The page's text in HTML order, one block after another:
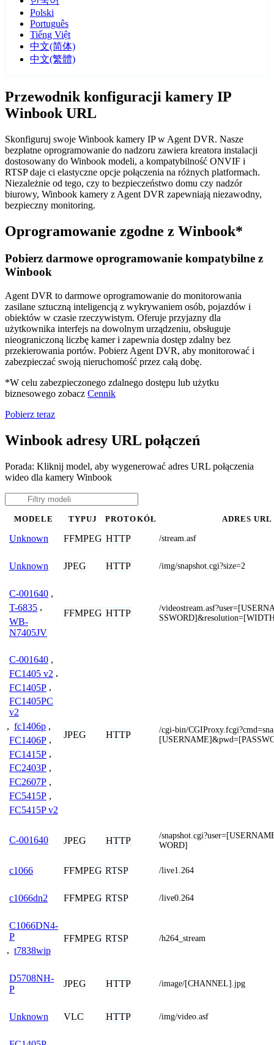
Polski
Português
Tiếng Việt
中文(简体)
中文(繁體)
Przewodnik konfiguracji kamery IP
Winbook URL
Skonfiguruj swoje Winbook kamery IP w Agent DVR. Nasze
bezpłatne oprogramowanie do nadzoru zawiera kreatora instalacji
dostosowany do Winbook modeli, a kompatybilność ONVIF i
RTSP daje ci elastyczne opcje połączenia na różnych platformach.
Niezależnie od tego, czy to bezpieczeństwo domu czy nadzór
biurowy, Winbook kamery z Agent DVR zapewniają niezawodny,
bezpieczny monitoring.
Oprogramowanie zgodne z Winbook*
Pobierz darmowe oprogramowanie kompatybilne z
Winbook
Agent DVR to darmowe oprogramowanie do monitorowania
zasilane sztuczną inteligencją z wykrywaniem osób, pojazdów i
obiektów w czasie rzeczywistym. Oferuje przyjazny dla
użytkownika interfejs na dowolnym urządzeniu, obsługuje
nieograniczoną liczbę kamer i zapewnia dostęp zdalny bez
przekierowania portów. Pobierz Agent DVR, aby monitorować i
zabezpieczać swoją nieruchomość przez całą dobę.
*W celu zabezpieczonego zdalnego dostępu lub użytku
biznesowego zobacz Cennik
Pobierz teraz
Winbook adresy URL połączeń
Porada: Kliknij model, aby wygenerować adres URL połączenia
wideo dla kamery Winbook
MODELE TYPUJ PROTOKÓŁ ADRES URL
Unknown FFMPEG HTTP /stream.asf
Unknown JPEG HTTP /img/snapshot.cgi?size=2
C-001640 ,
T-6835 ,
WB-
N7405JV
FFMPEG HTTP
/
C-001640 ,
FC1405 v2 ,
FC1405P ,
FC1405PC
v2
, fc1406p ,
FC1406P ,
FC1415P ,
FC2403P ,
FC2607P ,
FC5415P ,
FC5415P v2
JPEG HTTP
/cgi-bin/
C-001640 JPEG HTTP
/
WORD]
c1066 FFMPEG RTSP /live1.264
c1066dn2 FFMPEG RTSP /live0.264
C1066DN4-
P
, t7838wip
FFMPEG RTSP /h264_stream
D5708NH-
P
JPEG HTTP /image/[CHANNEL].jpg
Unknown VLC HTTP /img/video.asf